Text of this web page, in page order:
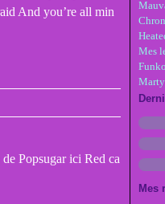
And you’re all min
Popsugar ici Red ca
Mes
Mes